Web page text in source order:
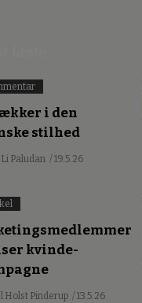
i den
stilhed
Paludan / 19.5.26
kvinde-
Holst Pinderup / 13.5.26